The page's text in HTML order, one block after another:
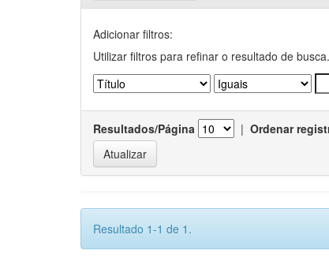
Adicionar filtros:
Utilizar filtros para refinar o resultado de busca.
Resultados/Página | Ordenar
Resultado 1-1 de 1.